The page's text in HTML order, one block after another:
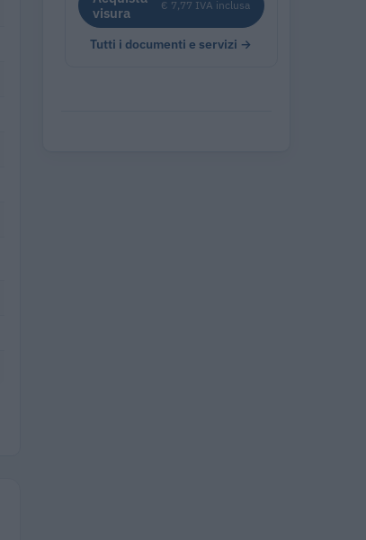
visura
€ 7,77 IVA inclusa
Tutti i documenti e servizi →